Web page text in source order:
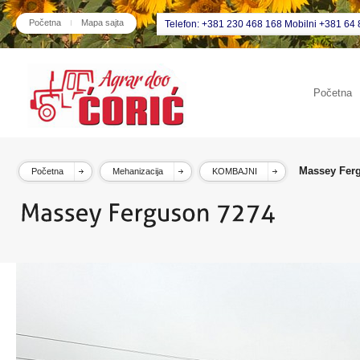
Početna Mapa sajta Telefon: +381 230 468 168 Mobilni +381 64
Početna
Početna Mehanizacija KOMBAJNI Massey